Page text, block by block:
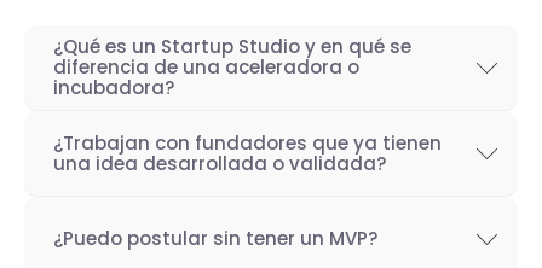
¿Qué es un Startup Studio y en qué se
diferencia de una aceleradora o
incubadora?
Un Startup Studio es una organización capaz
de construir startups de manera iterativa,
con experiencia. También se les conoce
¿Trabajan con fundadores que ya tienen
una idea desarrollada o validada?
Startup Studio es lograr un proceso iterativo
¿Puedo postular sin tener un MVP?